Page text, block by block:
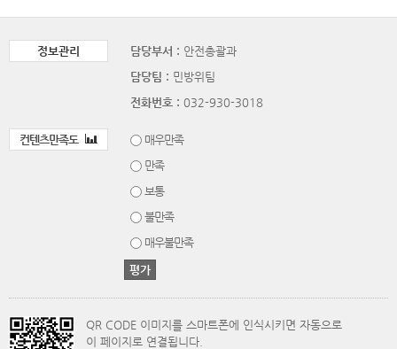
정보관리 담당부서 : 안전총괄과
담당팀 : 민방위팀
전화번호 : 032-930-3018
컨텐츠만족도
매우만족
만족
보통
불만족
매우불만족
QR CODE 이미지를 스마트폰에 인식시키면 자동으로
이 페이지로 연결됩니다.